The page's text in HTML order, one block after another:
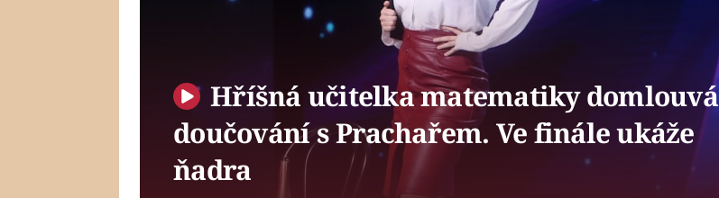
Hříšná učitelka matematiky domlouvá
doučování s Prachařem. Ve finále ukáže
ňadra